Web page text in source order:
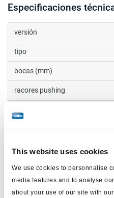
This website uses cookies
We use cookies to personnalise
media features and to analyse
about your use of our site with
Especificaciones
versión
tipo
bocas (mm)
racores pushing
estrangulador caudal
peso (kg)
Documentos